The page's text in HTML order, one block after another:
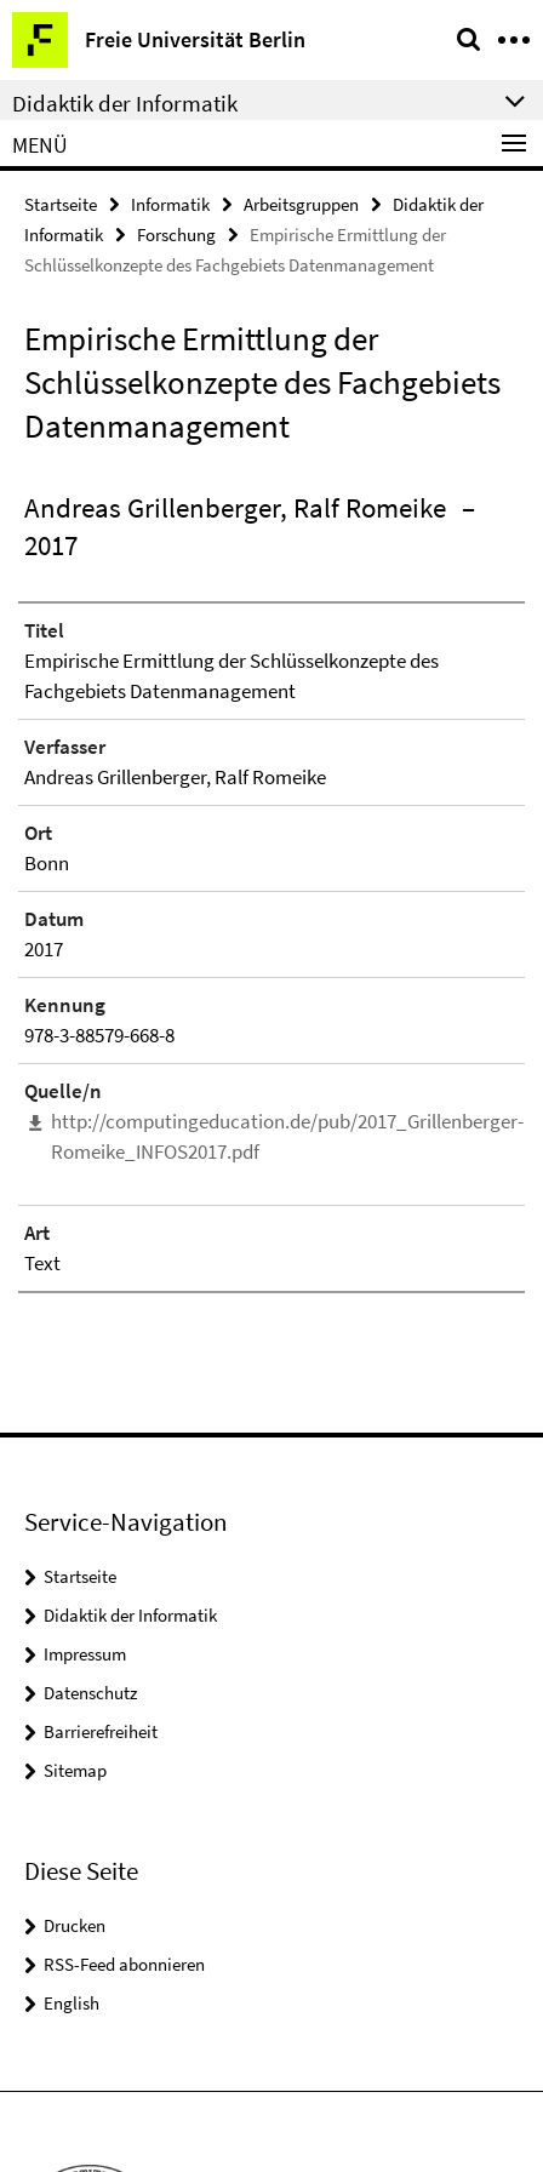
Springe
direkt
zu
Inhalt
Freie Universität Berlin
Service-
Navigation
Didaktik der Informatik
MENÜ
Startseite Informatik Arbeitsgruppen
Didaktik der
Informatik
Forschung
Empirische Ermittlung der
Schlüsselkonzepte des Fachgebiets Datenmanagement
Empirische Ermittlung der
Schlüsselkonzepte des Fachgebiets
Datenmanagement
Andreas Grillenberger, Ralf Romeike –
2017
Titel
Empirische Ermittlung der Schlüsselkonzepte des
Fachgebiets Datenmanagement
Verfasser
Andreas Grillenberger, Ralf Romeike
Ort
Bonn
Datum
2017
Kennung
978-3-88579-668-8
Quelle/n
http://computingeducation.de/pub/2017_Grillenberger-
Romeike_INFOS2017.pdf
Art
Text
Service-Navigation
Startseite
Didaktik der Informatik
Impressum
Datenschutz
Barrierefreiheit
Sitemap
Diese Seite
Drucken
RSS-Feed abonnieren
English